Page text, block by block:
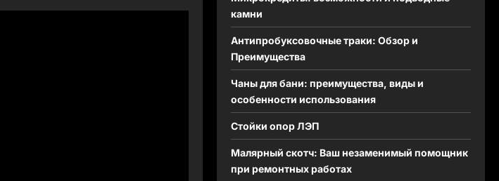
камни
Антипробуксовочные траки: Обзор и
Преимущества
Чаны для бани: преимущества, виды и
особенности использования
Стойки опор ЛЭП
Малярный скотч: Ваш незаменимый помощник
при ремонтных работах